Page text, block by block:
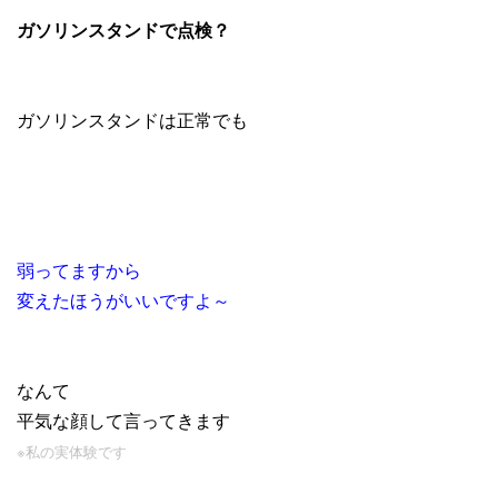
ガソリンスタンドで点検？
ガソリンスタンドは正常でも
弱ってますから
変えたほうがいいですよ～
なんて
平気な顔して言ってきます
※私の実体験です